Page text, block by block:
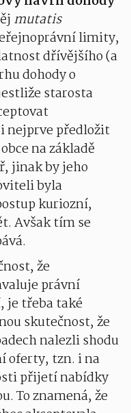
mutatis
limity,
dřívějšího (a
dohody o
starosta
nejprve předložit
na základě
jinak by jeho
byla
kuriozní,
Avšak tím se
že
právní
je třeba také
skutečnost, že
nalezli shodu
oferty, tzn. i na
přijetí nabídky
To znamená, že